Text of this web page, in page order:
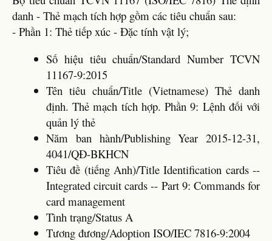
danh - Thẻ mạch tích hợp gồm các tiêu chuẩn sau:
- Phần 1: Thẻ tiếp xúc - Đặc tính vật lý;
Số hiệu tiêu chuẩn/Standard Number TCVN
11167-9:2015
Tên tiêu chuẩn/Title (Vietnamese) Thẻ danh
định. Thẻ mạch tích hợp. Phần 9: Lệnh đối với
quản lý thẻ
Năm ban hành/Publishing Year 2015-12-31,
4041/QĐ-BKHCN
Tiêu đề (tiếng Anh)/Title Identification cards --
Integrated circuit cards -- Part 9: Commands for
card management
Tình trạng/Status A
Tương đương/Adoption ISO/IEC 7816-9:2004